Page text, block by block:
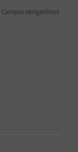
Campos obrigatórios